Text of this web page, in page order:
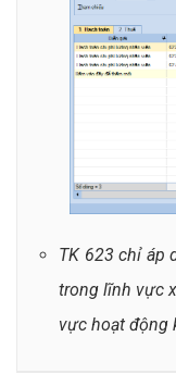
TK 623 chỉ áp
trong lĩnh vực
vực hoạt động